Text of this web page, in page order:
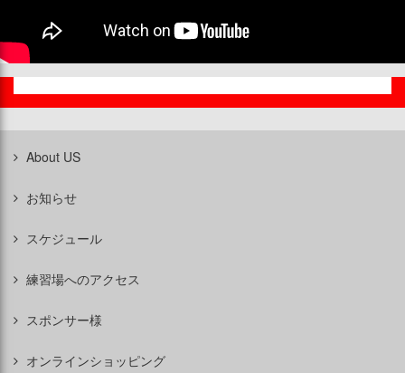
About US
お知らせ
スケジュール
練習場へのアクセス
スポンサー様
オンラインショッピング